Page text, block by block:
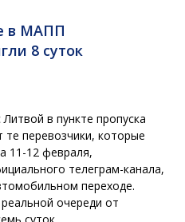
в МАПП
8 суток
в пункте пропуска
те перевозчики, которые
11-12 февраля,
телеграм-канала,
переходе.
очереди от